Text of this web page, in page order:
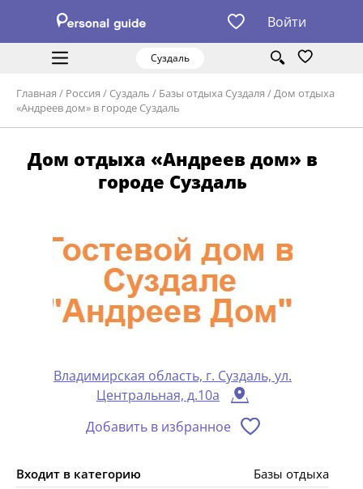
Войти
Суздаль
Главная / Россия / Суздаль / Базы отдыха Суздаля /Дом отдыха
«Андреев дом» в городе Суздаль
Дом отдыха «Андреев дом» в
городе Суздаль
Владимирская область, г. Суздаль, ул.
Центральная, д.10а
Добавить в избранное
Входит в категорию Базы отдыха